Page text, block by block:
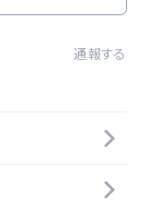
通報する